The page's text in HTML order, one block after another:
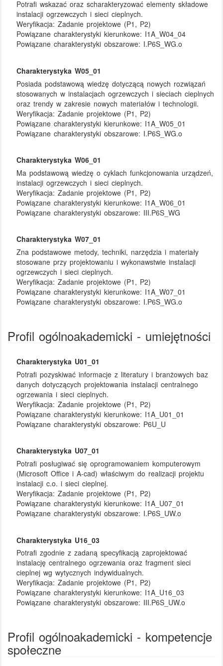
Potrafi wskazać oraz scharakteryzować elementy składowe
instalacji ogrzewczych i sieci cieplnych.
Weryfikacja:Zadanie projektowe (P1, P2)
Powiązane charakterystyki kierunkowe: I1A_W04_04
Powiązane charakterystyki obszarowe: I.P6S_WG.o
Charakterystyka W05_01
Posiada podstawową wiedzę dotyczącą nowych rozwiązań
stosowanych w instalacjach ogrzewczych i sieciach cieplnych
oraz trendy w zakresie nowych materiałów i technologii.
Weryfikacja:Zadanie projektowe (P1, P2)
Powiązane charakterystyki kierunkowe: I1A_W05_01
Powiązane charakterystyki obszarowe: I.P6S_WG.o
Charakterystyka W06_01
Ma podstawową wiedzę o cyklach funkcjonowania urządzeń,
instalacji ogrzewczych i sieci cieplnych.
Weryfikacja:Zadanie projektowe (P1, P2)
Powiązane charakterystyki kierunkowe: I1A_W06_01
Powiązane charakterystyki obszarowe: III.P6S_WG
Charakterystyka W07_01
Zna podstawowe metody, techniki, narzędzia i materiały
stosowane przy projektowaniu i wykonawstwie instalacji
ogrzewczych i sieci cieplnych.
Weryfikacja:Zadanie projektowe (P1, P2)
Powiązane charakterystyki kierunkowe: I1A_W07_01
Powiązane charakterystyki obszarowe: I.P6S_WG.o
Profil ogólnoakademicki - umiejętności
Charakterystyka U01_01
Potrafi pozyskiwać informacje z literatury i branżowych baz
danych dotyczących projektowania instalacji centralnego
ogrzewania i sieci cieplnych.
Weryfikacja:Zadanie projektowe (P1, P2)
Powiązane charakterystyki kierunkowe: I1A_U01_01
Powiązane charakterystyki obszarowe: P6U_U
Charakterystyka U07_01
Potrafi posługiwać się oprogramowaniem komputerowym
(Microsoft Office i A-cad) właściwym do realizacji projektu
instalacji c.o. i sieci cieplnej.
Weryfikacja:Zadanie projektowe (P1, P2)
Powiązane charakterystyki kierunkowe: I1A_U07_01
Powiązane charakterystyki obszarowe: I.P6S_UW.o
Charakterystyka U16_03
Potrafi zgodnie z zadaną specyfikacją zaprojektować
instalację centralnego ogrzewania oraz fragment sieci
cieplnej wg wytycznych indywidualnych.
Weryfikacja:Zadanie projektowe (P1, P2)
Powiązane charakterystyki kierunkowe: I1A_U16_03
Powiązane charakterystyki obszarowe: III.P6S_UW.o
Profil ogólnoakademicki - kompetencje
społeczne